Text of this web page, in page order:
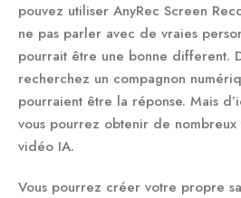
pouvez utiliser AnyRec Screen
ne pas parler avec de vraies
pourrait être une bonne different.
recherchez un compagnon
pourraient être la réponse. Mais
vous pourrez obtenir de nombreux
vidéo IA.
Vous pourrez créer votre propre